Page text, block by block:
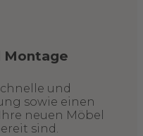
Montage
und
sowie einen
neuen Möbel
sind.